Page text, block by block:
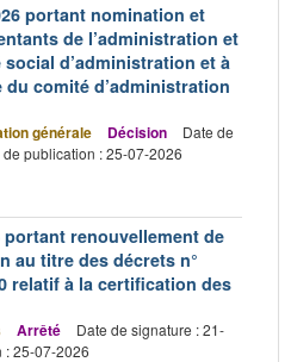
portant nomination et
de l’administration et
d’administration et à
comité d’administration
générale Décision
Date de
de publication : 25-07-2026
renouvellement de
au titre des décrets n°
relatif à la certification des
Arrêté
Date de signature : 21-
: 25-07-2026